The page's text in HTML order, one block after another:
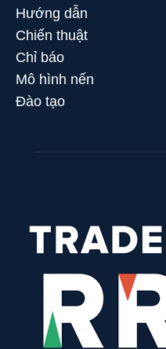
Hướng dẫn
Chiến thuật
Chỉ báo
Mô hình nến
Đào tạo